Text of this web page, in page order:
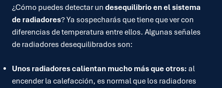
¿Cómo puedes detectar un desequilibrio en el sistema
de radiadores? Ya sospecharás que tiene que ver con
diferencias de temperatura entre ellos. Algunas señales
de radiadores desequilibrados son:
Unos radiadores calientan mucho más que otros: al
encender la calefacción, es normal que los radiadores